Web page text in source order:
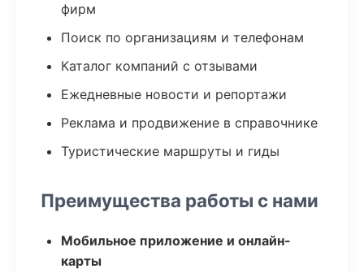
фирм
Поиск по организациям и телефонам
Каталог компаний с отзывами
Ежедневные новости и репортажи
Реклама и продвижение в справочнике
Туристические маршруты и гиды
Преимущества работы с нами
Мобильное приложение и онлайн-
карты